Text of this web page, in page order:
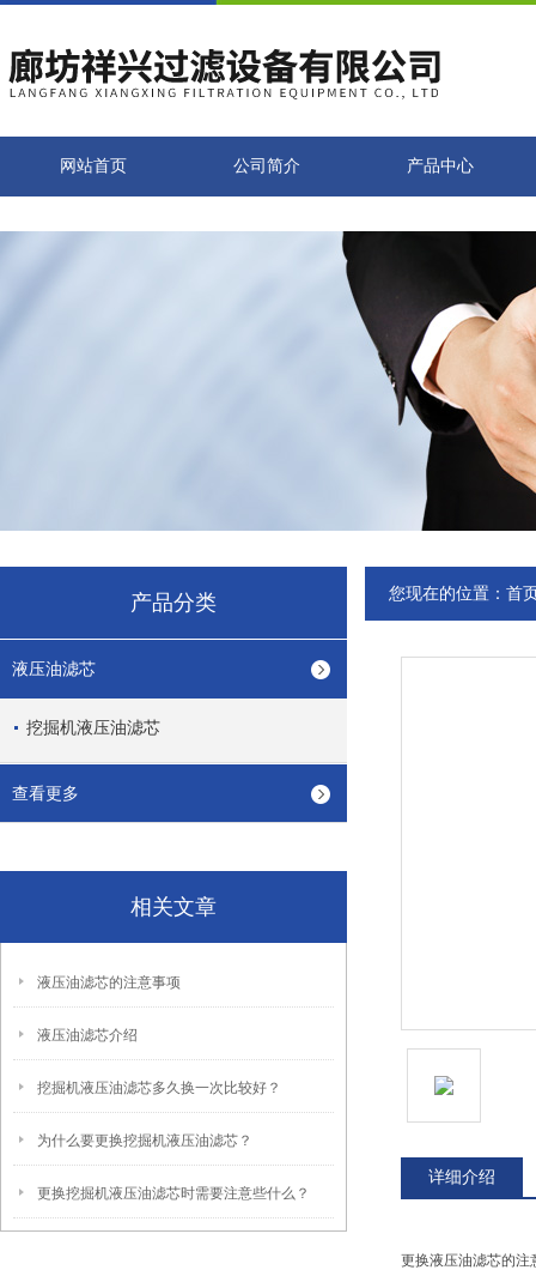
网站首页 公司简介 产品中心
产品分类
液压油滤芯
挖掘机液压油滤芯
查看更多
相关文章
液压油滤芯的注意事项
液压油滤芯介绍
挖掘机液压油滤芯多久换一次比较好？
为什么要更换挖掘机液压油滤芯？
更换挖掘机液压油滤芯时需要注意些什么？
您现在的位置： 首
详细介绍
更换液压油滤芯的注